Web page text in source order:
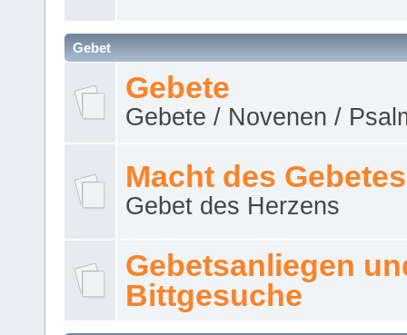
Gebet
Gebete
Gebete / Novenen /
Macht des Gebetes
Gebet des Herzens
Gebetsanliegen
Bittgesuche